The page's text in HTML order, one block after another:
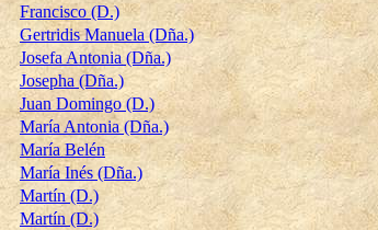
Francisco (D.)
Gertridis Manuela (Dña.)
Josefa Antonia (Dña.)
Josepha (Dña.)
Juan Domingo (D.)
María Antonia (Dña.)
María Belén
María Inés (Dña.)
Martín (D.)
Martín (D.)